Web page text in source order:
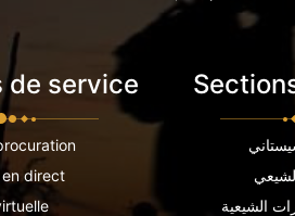
de service
direct
الشيعية